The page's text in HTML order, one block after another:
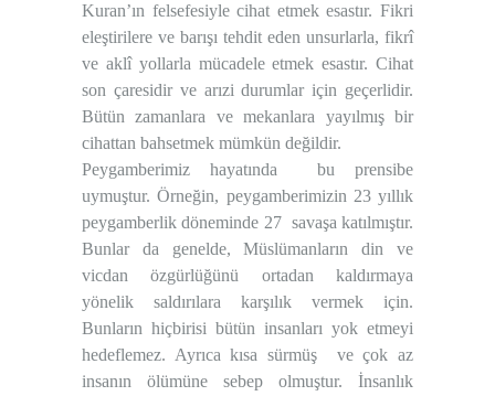
Kuran’ın felsefesiyle cihat etmek esastır. Fikri
eleştirilere ve barışı tehdit eden unsurlarla, fikrî
ve aklî yollarla mücadele etmek esastır. Cihat
son çaresidir ve arızi durumlar için geçerlidir.
Bütün zamanlara ve mekanlara yayılmış bir
cihattan bahsetmek mümkün değildir.
Peygamberimiz hayatında bu prensibe
uymuştur. Örneğin, peygamberimizin 23 yıllık
peygamberlik döneminde 27 savaşa katılmıştır.
Bunlar da genelde, Müslümanların din ve
vicdan özgürlüğünü ortadan kaldırmaya
yönelik saldırılara karşılık vermek için.
Bunların hiçbirisi bütün insanları yok etmeyi
hedeflemez. Ayrıca kısa sürmüş ve çok az
insanın ölümüne sebep olmuştur. İnsanlık